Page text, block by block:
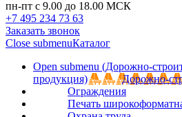
пн-пт с 9.00 до 18.00 МСК
+7 495 234 73 63
Заказать звонок
Close submenuКаталог
Open submenu (Дорожно-
продукция)
Дорожно-
Ограждения
Печать